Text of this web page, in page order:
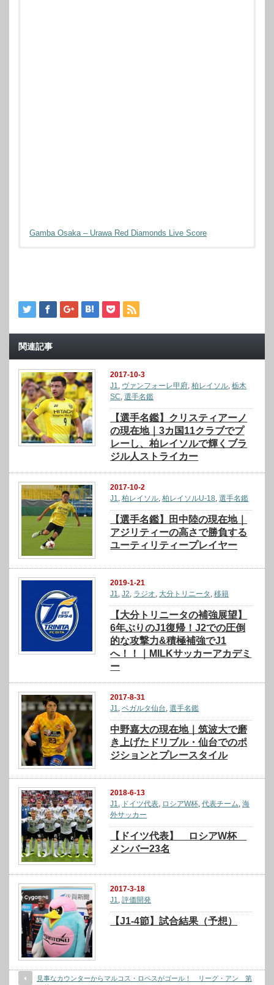
Gamba Osaka – Urawa Red Diamonds Live Score
関連記事
2017-10-3
J1
ヴァンフォーレ甲府 ,柏レイソル ,栃木
SC ,選手名鑑
【選手名鑑】クリスティアーノ
の現在地｜3カ国11クラブでプ
レーし、柏レイソルで輝くブラ
ジル人ストライカー
2017-10-2
J1
,柏レイソル ,柏レイソルU-18 ,選手名鑑
【選手名鑑】田中陸の現在地｜
アジリティーの高さで勝負する
ユーティリティープレイヤー
2019-1-21
J1,J2, ラジオ, 大分トリニータ ,移籍
【大分トリニータの補強展望】
6年ぶりのJ1復帰！J2での圧倒
的な攻撃力&積極補強でJ1
へ！！｜MILKサッカーアカデミ
ー
2017-8-31
J1,ベガルタ仙台,選手名鑑
中野嘉大の現在地｜筑波大で磨
き上げたドリブル・仙台でのポ
ジションとプレースタイル
2018-6-13
J1, ドイツ代表, ロシアW杯,代表チーム,海
外サッカー
【ドイツ代表】 ロシアW杯
メンバー23名
2017-3-18
J1
,評価開発
【J1-4節】試合結果（予想）
見事なカウンターからマルコス・ロペスがゴール！ リーグ・アン 第